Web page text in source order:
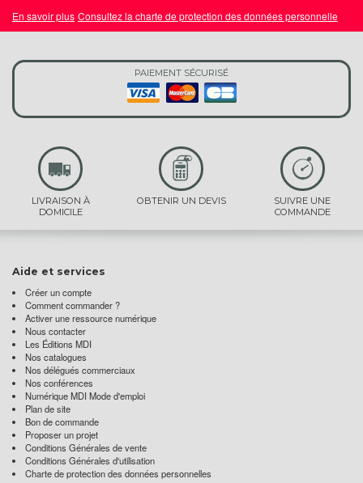
En savoir plus Consultez la charte de protection des données personnelle
PAIEMENT SÉCURISÉ
LIVRAISON À
DOMICILE
OBTENIR UN DEVIS
SUIVRE UNE
COMMANDE
Aide et services
Créer un compte
Comment commander ?
Activer une ressource numérique
Nous contacter
Les Éditions MDI
Nos catalogues
Nos délégués commerciaux
Nos conférences
Numérique MDI Mode d'emploi
Plan de site
Bon de commande
Proposer un projet
Conditions Générales de vente
Conditions Générales d'utilisation
Charte de protection des données personnelles